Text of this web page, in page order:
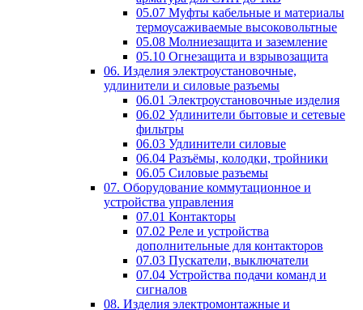
05.07 Муфты кабельные и материалы
термоусаживаемые высоковольтные
05.08 Молниезащита и заземление
05.10 Огнезащита и взрывозащита
06. Изделия электроустановочные,
удлинители и силовые разъемы
06.01 Электроустановочные изделия
06.02 Удлинители бытовые и сетевые
фильтры
06.03 Удлинители силовые
06.04 Разъёмы, колодки, тройники
06.05 Силовые разъемы
07. Оборудование коммутационное и
устройства управления
07.01 Контакторы
07.02 Реле и устройства
дополнительные для контакторов
07.03 Пускатели, выключатели
07.04 Устройства подачи команд и
сигналов
08. Изделия электромонтажные и